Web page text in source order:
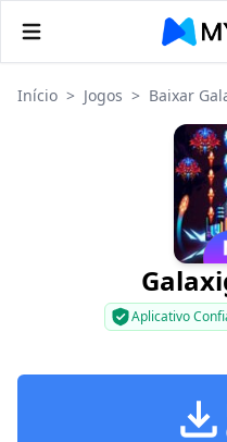
Início > Jogos > Baixar
Aplicativo